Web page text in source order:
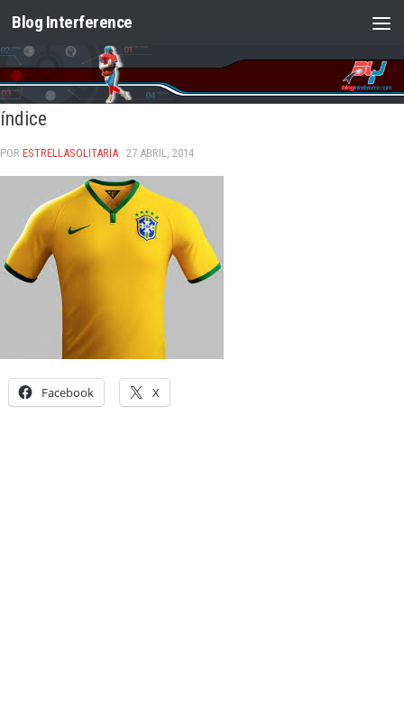
Saltar al contenido
Blog Interference
índice
POR ESTRELLASOLITARIA · 27 ABRIL, 2014
Facebook X